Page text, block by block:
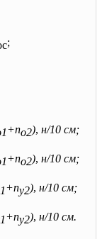
;
+no2), н/10 см;
+no2), н/10 см;
+nу2), н/10 см;
+nу2), н/10 см.